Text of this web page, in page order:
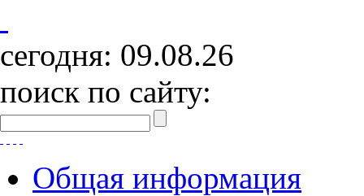
сегодня: 09.08.26
поиск по сайту:
Общая информация